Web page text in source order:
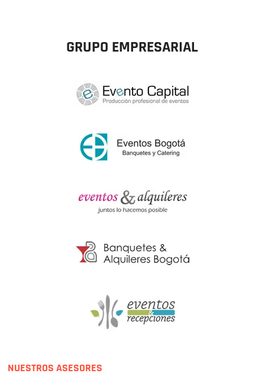
GRUPO EMPRESARIAL
NUESTROS ASESORES